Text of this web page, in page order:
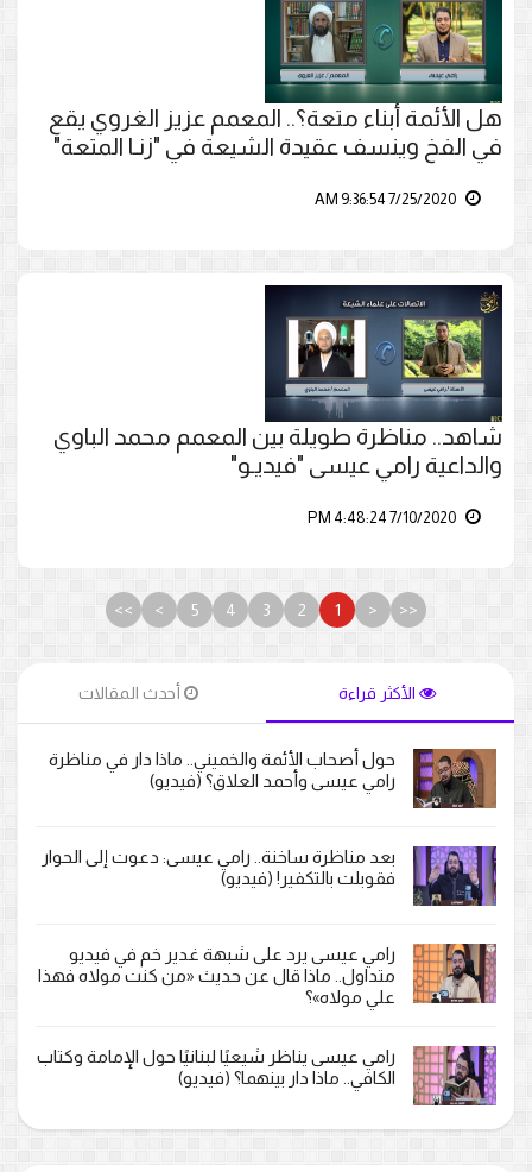
هل الأئمة أبناء متعة؟.. المعمم عزيز الغروي يقع
في الفخ وينسف عقيدة الشيعة في "زنـا المتعة"
شاهد.. مناظرة طويلة بين المعمم محمد الباوي
والداعية رامي عيسى "فيديـو"
<<
<
1
2
3
4
5
>
>>
الأكثر قراءة أحدث المقالات
حول أصحاب الأئمة والخميني.. ماذا دار في مناظرة
رامي عيسى وأحمد العلاق؟ (فيديو)
بعد مناظرة ساخنة.. رامي عيسى: دعوت إلى الحوار
فقوبلت بالتكفير! (فيديو)
رامي عيسى يرد على شبهة غدير خم في فيديو
متداول.. ماذا قال عن حديث «من كنت مولاه فهذا
علي مولاه»؟
رامي عيسى يناظر شيعيًا لبنانيًا حول الإمامة وكتاب
الكافي.. ماذا دار بينهما؟ (فيديو)